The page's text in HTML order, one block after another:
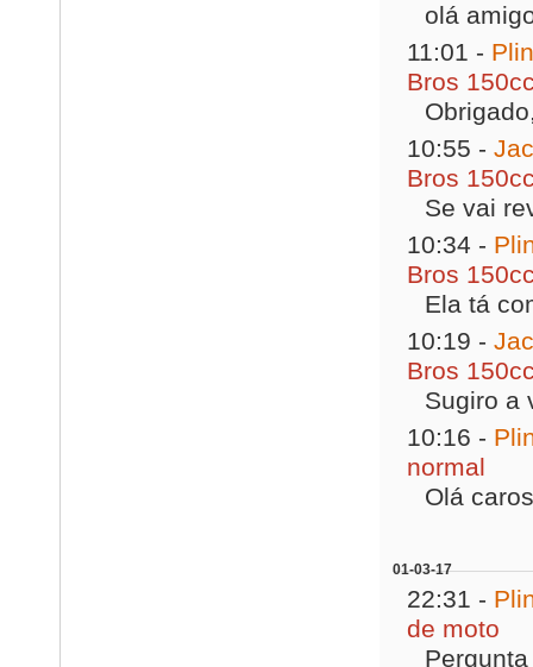
olá
11:01 -
Bros
10:55 -
Bros
Se vai
10:34 -
Bros
Ela tá
10:19 -
Bros
Sugiro a
10:16 -
normal
Olá
01-03-17
22:31 -
de moto